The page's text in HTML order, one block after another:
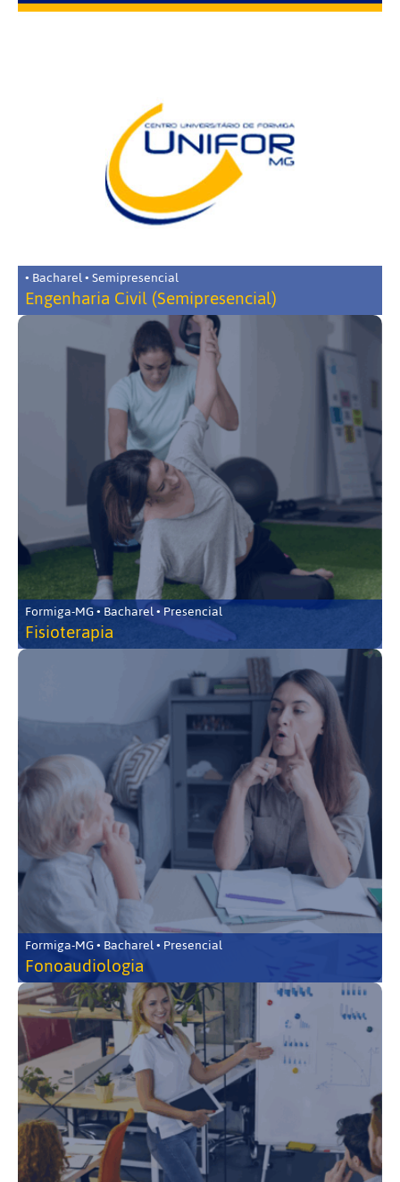
• Bacharel • Semipresencial
Engenharia Civil (Semipresencial)
Formiga-MG • Bacharel • Presencial
Fisioterapia
Formiga-MG • Bacharel • Presencial
Fonoaudiologia